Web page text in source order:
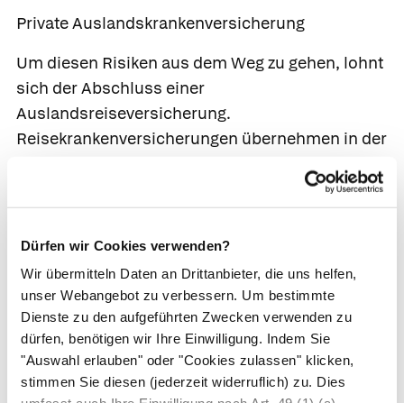
Dürfen wir Cookies verwenden?
Wir übermitteln Daten an Drittanbieter, die uns helfen,
unser Webangebot zu verbessern. Um bestimmte
Dienste zu den aufgeführten Zwecken verwenden zu
dürfen, benötigen wir Ihre Einwilligung. Indem Sie
"Auswahl erlauben" oder "Cookies zulassen" klicken,
stimmen Sie diesen (jederzeit widerruflich) zu. Dies
Private Auslandskrankenversicherung
Um diesen Risiken aus dem Weg zu gehen, lohnt
sich der Abschluss einer
Auslandsreiseversicherung.
Reisekrankenversicherungen übernehmen in der
weltweit alle Kosten, sodass der Abschluss einer
Police sich auch für Kassenpatient*innen mit
europäischer Gesundheitskarte lohnt. Wichtiger
als der Preis sind jedoch die Konditionen:
Besonders für Ältere ab 70 Jahren, Vorerkrankte
und auch für Schwangere gibt es teilweise sehr
hohe Aufschläge.
Vor dem Abschluss einer